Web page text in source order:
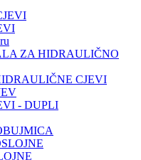
ZA HIDRAULIČNO
CJEVI
- DUPLI